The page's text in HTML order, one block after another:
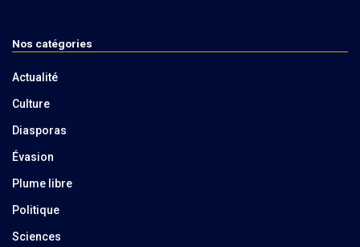
Nos catégories
Actualité
Culture
Diasporas
Évasion
Plume libre
Politique
Sciences